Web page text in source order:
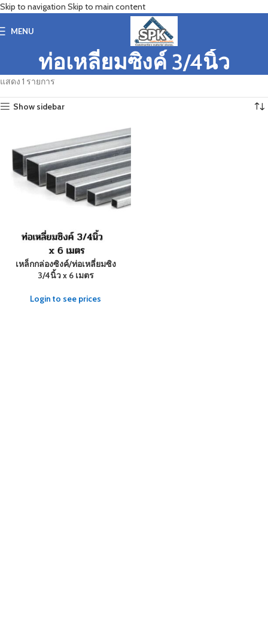
Skip to navigation Skip to main content
MENU
ท่อเหลี่ยมซิงค์ 3/4นิ้ว
แสดง 1 รายการ
Show sidebar
เหล็กกล่องซิงค์/ท่อเหลี่ยมซิง
3/4นิ้ว x 6 เมตร
Login to see prices